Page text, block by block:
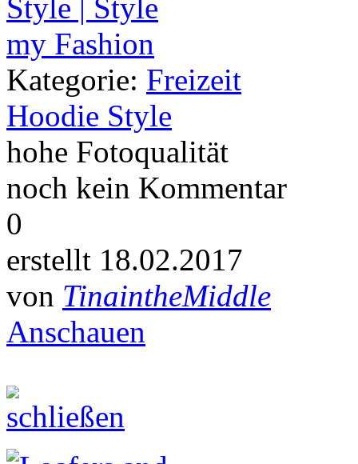
Kategorie: Freizeit
Hoodie Style
hohe Fotoqualität
noch kein Kommentar
0
erstellt 18.02.2017
von TinaintheMiddle
Anschauen